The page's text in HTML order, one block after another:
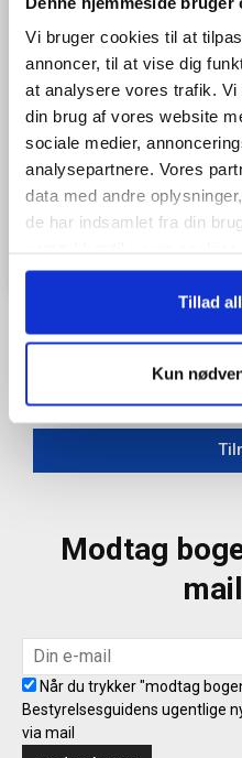
Vi bruger cookies til at
annoncer, til at vise dig
at analysere vores trafik.
din brug af vores website
sociale medier,
analysepartnere. Vores
data med andre
de har indsamlet fra din
anvende vores hjemmeside.
Tillad
Kun
Når du trykker "modtag bogen"
ugentlige nyhedsbrev samt
Modtag
Når du trykker "modtag
Bestyrelsesguidens ugentlige
via mail